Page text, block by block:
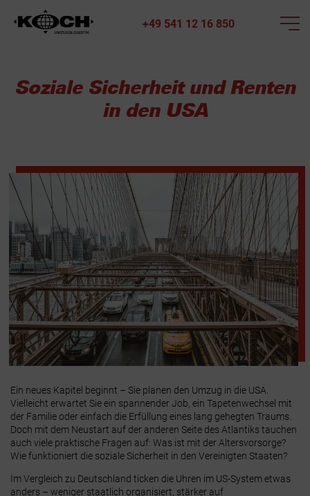
+49 541 12 16 850
Soziale Sicherheit und Renten
in den USA
Ein neues Kapitel beginnt – Sie planen den Umzug in die USA.
Vielleicht erwartet Sie ein spannender Job, ein Tapetenwechsel mit
der Familie oder einfach die Erfüllung eines lang gehegten Traums.
Doch mit dem Neustart auf der anderen Seite des Atlantiks tauchen
auch viele praktische Fragen auf: Was ist mit der Altersvorsorge?
Wie funktioniert die soziale Sicherheit in den Vereinigten Staaten?
Im Vergleich zu Deutschland ticken die Uhren im US-System etwas
anders – weniger staatlich organisiert, stärker auf